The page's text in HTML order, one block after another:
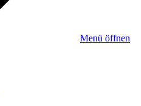
Menü öffnen